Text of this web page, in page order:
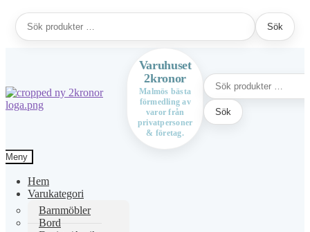
Sök
efter:
Sök
Hoppa
Hoppa
Varuhuset
2kronor
Malmös bästa
förmedling av
varor från
privatpersoner
& företag.
Sök
efter:
Sök
Meny
Hem
Varukategori
Barnmöbler
Bord